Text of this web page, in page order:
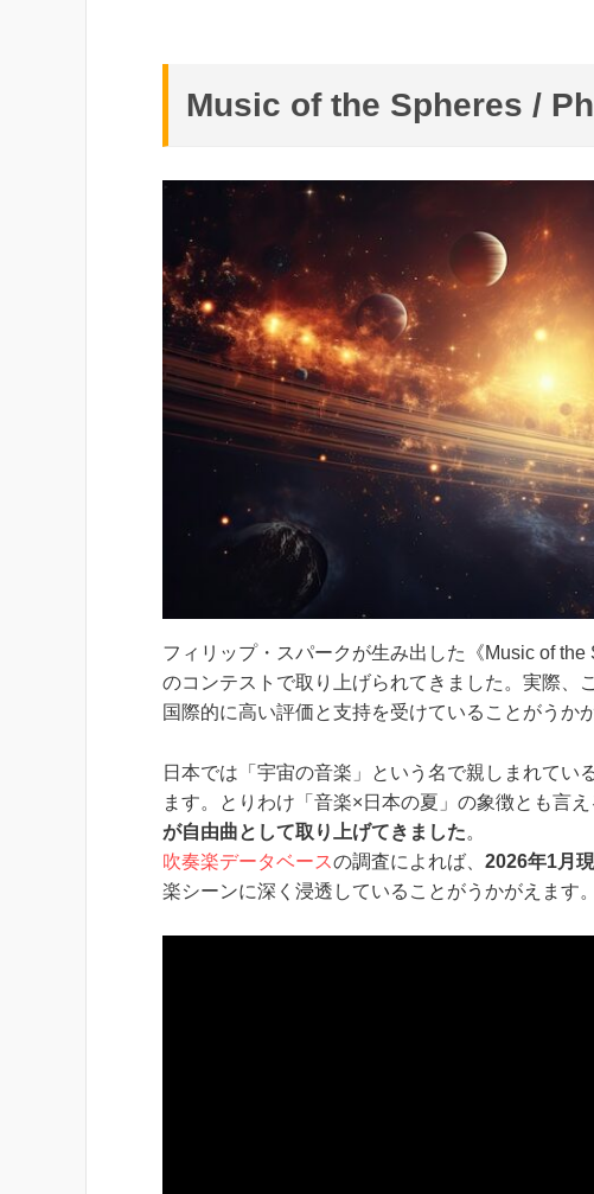
Music of the Spheres /
フィリップ・スパークが生み出した《Music of
のコンテストで取り上げられてきました。実際、
国際的に高い評価と支持を受けていることがうか
日本では「宇宙の音楽」という名で親しまれて
ます。とりわけ「音楽×日本の夏」の象徴とも言
が自由曲として取り上げてきました。
吹奏楽データベースの調査によれば、 2026年1月
楽シーンに深く浸透していることがうかがえます。